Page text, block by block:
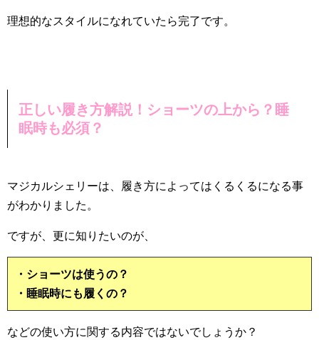
理想的なスタイルになれていたら完了です。
正しい履き方解説！ショーツの上から？睡
眠時も必須？
マジカルシェリーは、履き方によってはくるくるになる事
がわかりました。
ですが、更に知りたいのが、
・ショーツは使うの？
・睡眠時にも履くの？
などの使い方に関する内容ではないでしょうか？